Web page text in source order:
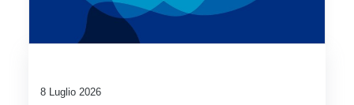
8 Luglio 2026